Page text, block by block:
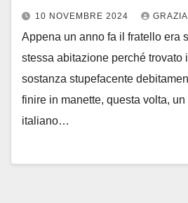
10 NOVEMBRE 2024
Appena un anno fa il fratello era
stessa abitazione perché trovato
sostanza stupefacente
finire in manette, questa volta,
italiano…